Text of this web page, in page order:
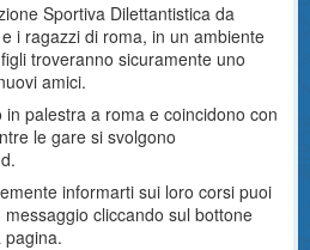
Sportiva Dilettantistica da
i ragazzi di roma, in un ambiente
troveranno sicuramente uno
amici.
palestra a roma e coincidono con
le gare si svolgono
informarti sui loro corsi puoi
cliccando sul bottone
pagina.